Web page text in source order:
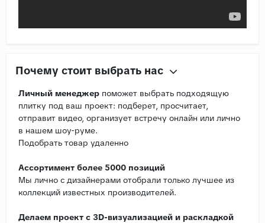
Почему стоит выбрать нас
Личный менеджер поможет выбрать подходящую
плитку под ваш проект: подберет, просчитает,
отправит видео, организует встречу онлайн или лично
в нашем шоу-руме.
Подобрать товар удаленно
Ассортимент более 5000 позиций
Мы лично с дизайнерами отобрали только лучшее из
коллекций известных производителей.
Делаем проект с 3D-визуализацией и раскладкой